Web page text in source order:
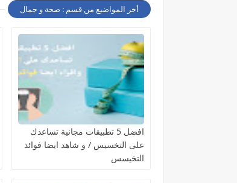
أخر المواضيع من قسم : صحة و جمال
افضل 5 تطبيقات مجانية تساعدك
على التخسيس / و شاهد ايضا فوائد
التخيسس